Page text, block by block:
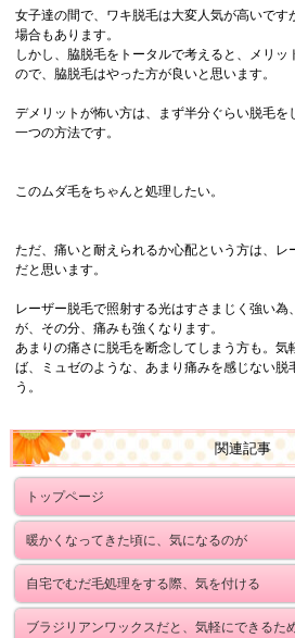
女子達の間で、ワキ脱毛は大変人気が高いです
場合もあります。
しかし、脇脱毛をトータルで考えると、メリ
ので、脇脱毛はやった方が良いと思います。
デメリットが怖い方は、まず半分ぐらい脱毛を
一つの方法です。
このムダ毛をちゃんと処理したい。
ただ、痛いと耐えられるか心配という方は、レ
だと思います。
レーザー脱毛で照射する光はすさまじく強い
が、その分、痛みも強くなります。
あまりの痛さに脱毛を断念してしまう方も。気
ば、ミュゼのような、あまり痛みを感じない脱
う。
関連記事
トップページ
暖かくなってきた頃に、気になるのが
自宅でむだ毛処理をする際、気を付ける
ブラジリアンワックスだと、気軽にできるた